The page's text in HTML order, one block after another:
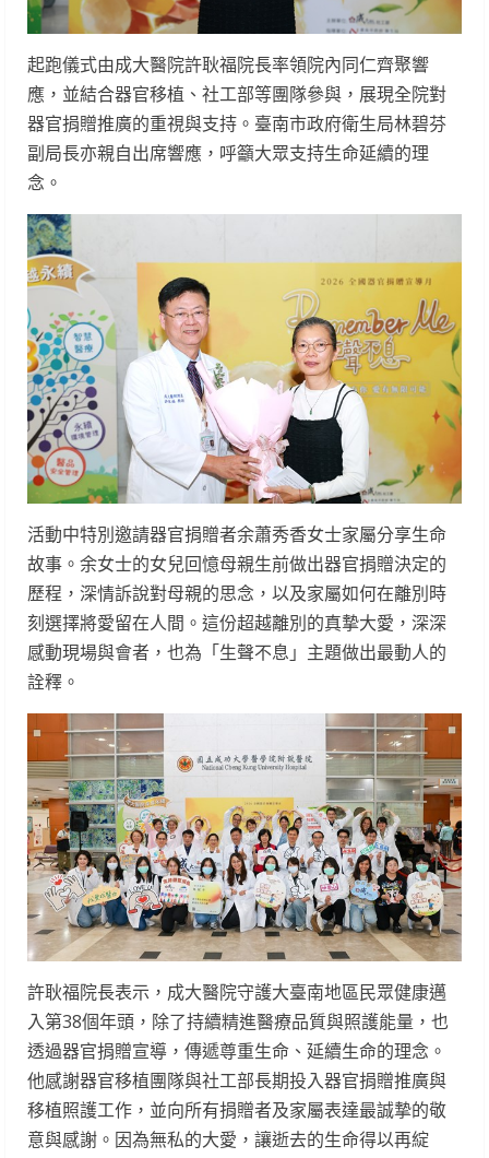
起跑儀式由成大醫院許耿福院長率領院內同仁齊聚響
應，並結合器官移植、社工部等團隊參與，展現全院對
器官捐贈推廣的重視與支持。臺南市政府衛生局林碧芬
副局長亦親自出席響應，呼籲大眾支持生命延續的理
念。
活動中特別邀請器官捐贈者余蕭秀香女士家屬分享生命
故事。余女士的女兒回憶母親生前做出器官捐贈決定的
歷程，深情訴說對母親的思念，以及家屬如何在離別時
刻選擇將愛留在人間。這份超越離別的真摯大愛，深深
感動現場與會者，也為「生聲不息」主題做出最動人的
詮釋。
許耿福院長表示，成大醫院守護大臺南地區民眾健康邁
入第38個年頭，除了持續精進醫療品質與照護能量，也
透過器官捐贈宣導，傳遞尊重生命、延續生命的理念。
他感謝器官移植團隊與社工部長期投入器官捐贈推廣與
移植照護工作，並向所有捐贈者及家屬表達最誠摯的敬
意與感謝。因為無私的大愛，讓逝去的生命得以再綻